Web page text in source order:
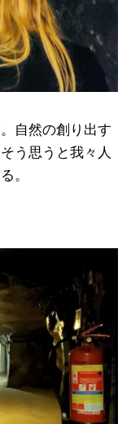
自然の創り出す
う思うと我々人
。